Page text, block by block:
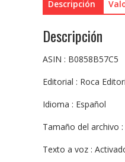
Descripción
Descripción
ASIN : B0858B57C5
Editorial : Roca
Idioma : Español
Tamaño del archivo
Texto a voz :